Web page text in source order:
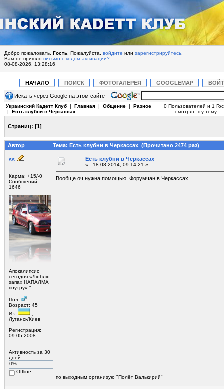
Добро пожаловать, Гость . Пожалуйста, войдите или зарегистрируйтесь
Вам не пришло письмо с кодом активации?
08-08-2026, 13:28:16
НАЧАЛО ПОИСК ФОТОГАЛЕРЕЯ GOOGLEMAP
Искать через Google на этом сайте
Украинский Кадетт Клуб | Главная | Общение | Разное
| Есть клубни в Черкассах
0 Пользователей и 1
смотрят эту тему.
Страниц: [1]
Автор Тема: Есть клубни в Черкассах (Прочитано 2474 раз)
ss
Карма: +15/-0
Сообщений:
1646
Апокалипсис
сегодня «Люблю
запах НАПАЛМА
поутру» "
Пол:
Возраст: 45
Из:
Луганск/Киев
Регистрация:
09.05.2008
Активность за 30
дней
0%
Offline
Есть клубни в Черкассах
« : 18-08-2014, 09:14:21 »
Вообще оч нужна помощью. Форумчан в Черкассах
по выходным организую "Полёт Валькирий"